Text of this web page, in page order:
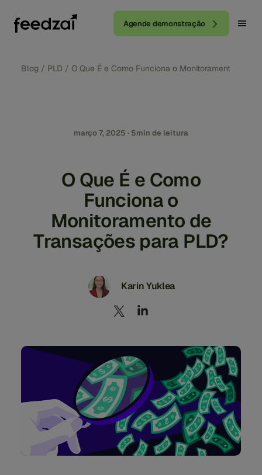
Agende demonstração
Blog / PLD / O Que É e Como Funciona o Monitoramento de
março 7, 2025 · 5min de leitura
O Que É e Como
Funciona o
Monitoramento de
Transações para PLD?
Karin Yuklea